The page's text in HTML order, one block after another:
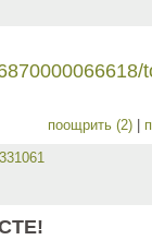
поощрить (2) |